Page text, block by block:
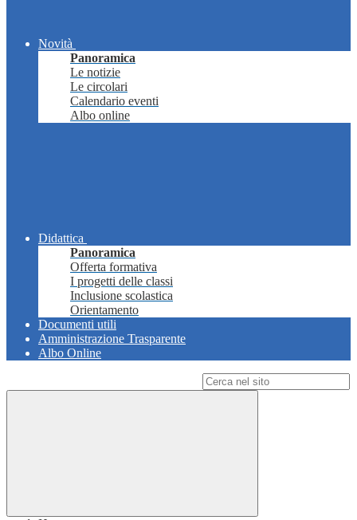
Novità
Panoramica
Le notizie
Le circolari
Calendario eventi
Albo online
Didattica
Panoramica
Offerta formativa
I progetti delle classi
Inclusione scolastica
Orientamento
Documenti utili
Amministrazione Trasparente
Albo Online